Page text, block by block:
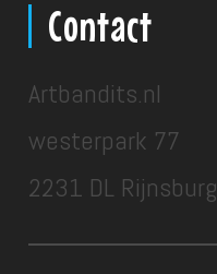
Contact
Artbandits.nl
westerpark 77
2231 DL Rijnsburg